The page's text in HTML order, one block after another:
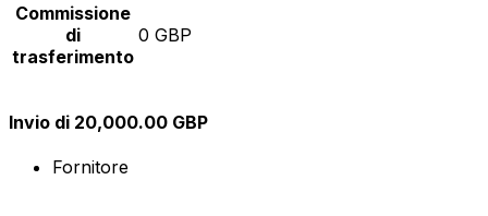
Commissione
di
trasferimento
0 GBP
Invio di 20,000.00 GBP
Fornitore